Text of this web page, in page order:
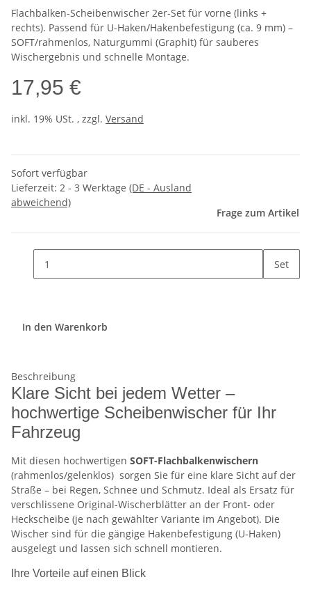
Flachbalken-Scheibenwischer 2er-Set für vorne (links +
rechts). Passend für U-Haken/Hakenbefestigung (ca. 9 mm) –
SOFT/rahmenlos, Naturgummi (Graphit) für sauberes
Wischergebnis und schnelle Montage.
17,95 €
inkl. 19% USt. , zzgl. Versand
Sofort verfügbar
Lieferzeit: 2 - 3 Werktage (DE - Ausland
abweichend)
Frage zum Artikel
Set
In den Warenkorb
Beschreibung
Klare Sicht bei jedem Wetter –
hochwertige Scheibenwischer für Ihr
Fahrzeug
Mit diesen hochwertigen SOFT-Flachbalkenwischern
(rahmenlos/gelenklos) sorgen Sie für eine klare Sicht auf der
Straße – bei Regen, Schnee und Schmutz. Ideal als Ersatz für
verschlissene Original-Wischerblätter an der Front- oder
Heckscheibe (je nach gewählter Variante im Angebot). Die
Wischer sind für die gängige Hakenbefestigung (U-Haken)
ausgelegt und lassen sich schnell montieren.
Ihre Vorteile auf einen Blick